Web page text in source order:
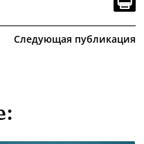
Следующая публикация